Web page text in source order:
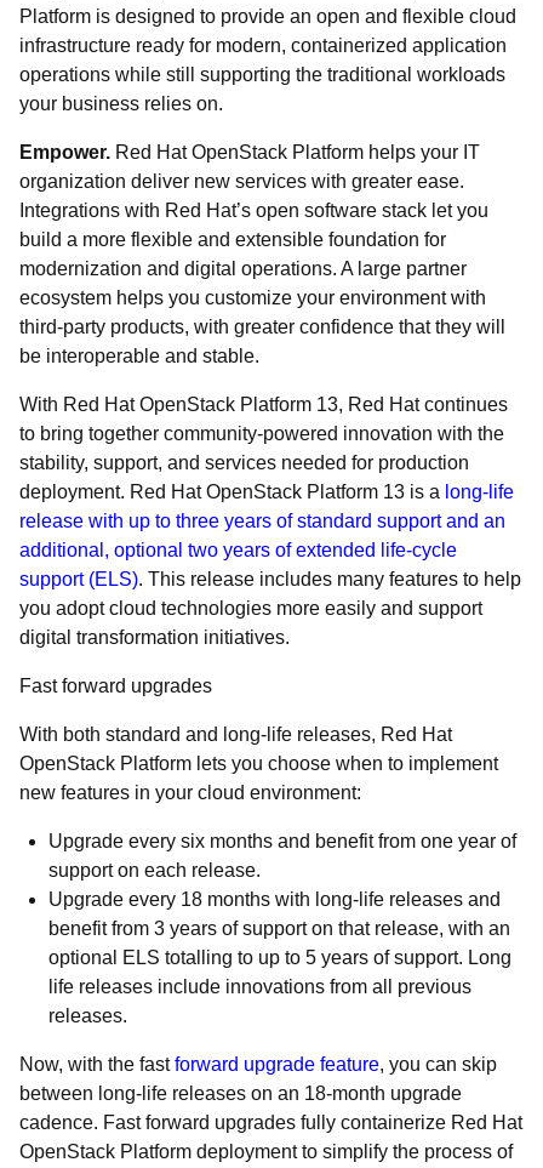
Platform is designed to provide an open and flexible cloud
infrastructure ready for modern, containerized application
operations while still supporting the traditional workloads
your business relies on.
Empower. Red Hat OpenStack Platform helps your IT
organization deliver new services with greater ease.
Integrations with Red Hat’s open software stack let you
build a more flexible and extensible foundation for
modernization and digital operations. A large partner
ecosystem helps you customize your environment with
third-party products, with greater confidence that they will
be interoperable and stable.
With Red Hat OpenStack Platform 13, Red Hat continues
to bring together community-powered innovation with the
stability, support, and services needed for production
deployment. Red Hat OpenStack Platform 13 is a long-life
release with up to three years of standard support and an
additional, optional two years of extended life-cycle
support (ELS). This release includes many features to help
you adopt cloud technologies more easily and support
digital transformation initiatives.
Fast forward upgrades
With both standard and long-life releases, Red Hat
OpenStack Platform lets you choose when to implement
new features in your cloud environment:
Upgrade every six months and benefit from one year of
support on each release.
Upgrade every 18 months with long-life releases and
benefit from 3 years of support on that release, with an
optional ELS totalling to up to 5 years of support. Long
life releases include innovations from all previous
releases.
Now, with the fastforward upgrade feature, you can skip
between long-life releases on an 18-month upgrade
cadence. Fast forward upgrades fully containerize Red Hat
OpenStack Platform deployment to simplify the process of